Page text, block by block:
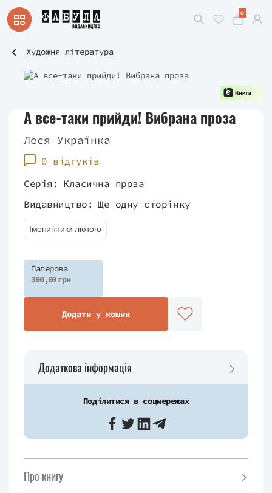
0
Художня література
А все-таки прийди! Вибрана проза
Леся Українка
0 відгуків
Серія: Класична проза
Видавництво: Ще одну сторінку
Іменинники лютого
Паперова
390,00 грн
Додати у кошик
Додаткова інформація
Поділитися в соцмережах
Про книгу